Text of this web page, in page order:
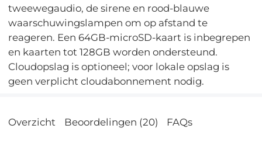
tweewegaudio, de sirene en rood-blauwe
waarschuwingslampen om op afstand te
reageren. Een 64GB-microSD-kaart is inbegrepen
en kaarten tot 128GB worden ondersteund.
Cloudopslag is optioneel; voor lokale opslag is
geen verplicht cloudabonnement nodig.
Overzicht Beoordelingen (20) FAQs